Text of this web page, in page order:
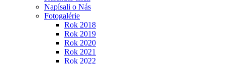
Napísali o Nás
Fotogalérie
Rok 2018
Rok 2019
Rok 2020
Rok 2021
Rok 2022